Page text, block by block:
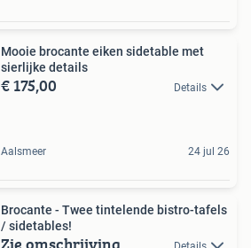
Mooie brocante eiken sidetable met
sierlijke details
€ 175,00 Details
Aalsmeer 24 jul 26
Brocante - Twee tintelende bistro-tafels
/ sidetables!